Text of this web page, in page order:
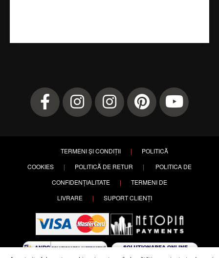
TERMENI ȘI CONDIȚII |
POLITICĂ
COOKIES
| POLITICĂ DE RETUR |
POLITICA DE
CONFIDENȚIALITATE
|
TERMENI DE
LIVRARE
| SUPORT CLIENȚI